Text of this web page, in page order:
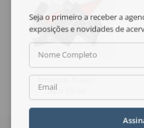
Sem Título
Seja o primeiro a receber a
exposições e novidades de
Nome Completo
Email